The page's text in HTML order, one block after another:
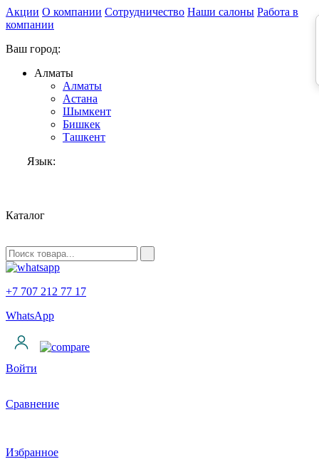
Акции О компании Сотрудничество Наши салоны Работа в
компании
Ваш город:
Алматы
Алматы
Астана
Шымкент
Бишкек
Ташкент
Язык:
Каталог
+7 707 212 77 17
WhatsApp
Войти
Сравнение
Избранное